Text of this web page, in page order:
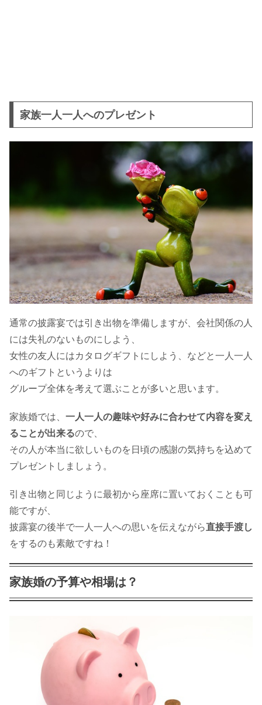
家族一人一人へのプレゼント
通常の披露宴では引き出物を準備しますが、会社関係の人
には失礼のないものにしよう、
女性の友人にはカタログギフトにしよう、などと一人一人
へのギフトというよりは
グループ全体を考えて選ぶことが多いと思います。
家族婚では、 一人一人の趣味や好みに合わせて内容を変え
ることが出来るので、
その人が本当に欲しいものを日頃の感謝の気持ちを込めて
プレゼントしましょう。
引き出物と同じように最初から座席に置いておくことも可
能ですが、
披露宴の後半で一人一人への思いを伝えながら直接手渡し
をするのも素敵ですね！
家族婚の予算や相場は？